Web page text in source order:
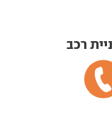
רכב